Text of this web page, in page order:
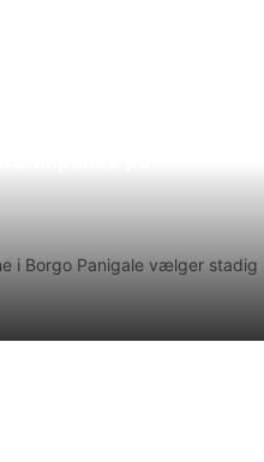
i Borgo Panigale vælger stadig